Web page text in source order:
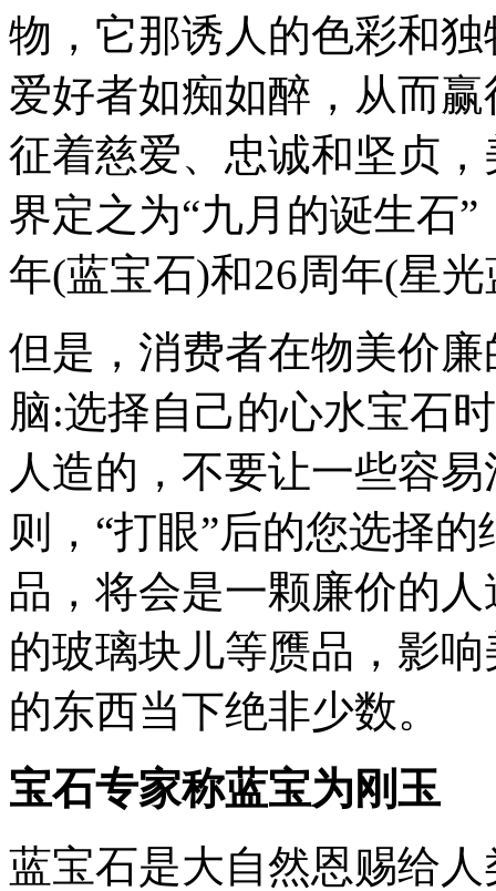
物，它那诱人的色彩和
爱好者如痴如醉，从而
征着慈爱、忠诚和坚贞
界定之为“九月的诞生石
年(蓝宝石)和26周年(星
但是，消费者在物美价
脑:选择自己的心水宝石
人造的，不要让一些容
则，“打眼”后的您选择
品，将会是一颗廉价的
的玻璃块儿等赝品，影
的东西当下绝非少数。
宝石专家称蓝宝为刚玉
蓝宝石是大自然恩赐给